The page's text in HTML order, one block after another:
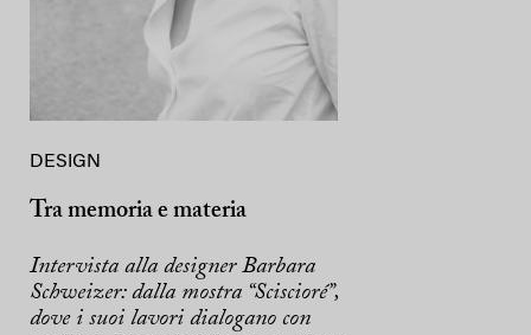
DESIGN
Tra memoria e materia
Intervista alla designer Barbara
Schweizer: dalla mostra “Sciscioré”,
dove i suoi lavori dialogano con